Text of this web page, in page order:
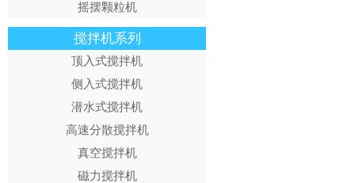
摇摆颗粒机
搅拌机系列
顶入式搅拌机
侧入式搅拌机
潜水式搅拌机
高速分散搅拌机
真空搅拌机
磁力搅拌机